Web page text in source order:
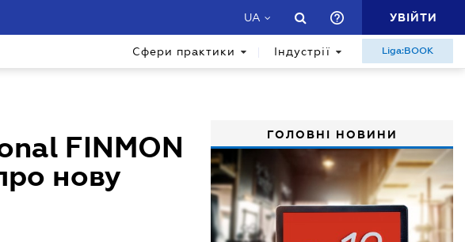
UA УВІЙТИ
Сфери практики Індустрії Liga:BOOK
FINMON
нову
ГОЛОВНІ НОВИНИ